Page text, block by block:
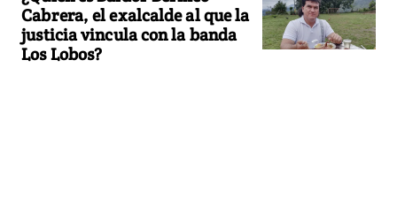
Cabrera, el exalcalde al que la
justicia vincula con la banda
Los Lobos?